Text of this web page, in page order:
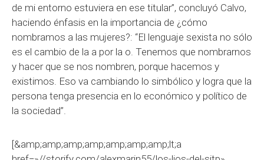
de mi entorno estuviera en ese titular”, concluyó Calvo,
haciendo énfasis en la importancia de ¿cómo
nombramos a las mujeres?: “El lenguaje sexista no sólo
es el cambio de la a por la o. Tenemos que nombrarnos
y hacer que se nos nombren, porque hacemos y
existimos. Eso va cambiando lo simbólico y logra que la
persona tenga presencia en lo económico y político de
la sociedad”.
[&amp;amp;amp;amp;amp;amp;amp;lt;a